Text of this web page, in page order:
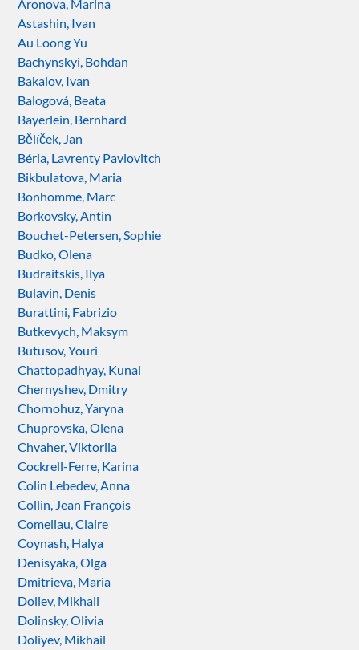
Aronova, Marina
Astashin, Ivan
Au Loong Yu
Bachynskyi, Bohdan
Bakalov, Ivan
Balogová, Beata
Bayerlein, Bernhard
Bělíček, Jan
Béria, Lavrenty Pavlovitch
Bikbulatova, Maria
Bonhomme, Marc
Borkovsky, Antin
Bouchet-Petersen, Sophie
Budko, Olena
Budraitskis, Ilya
Bulavin, Denis
Burattini, Fabrizio
Butkevych, Maksym
Butusov, Youri
Chattopadhyay, Kunal
Chernyshev, Dmitry
Chornohuz, Yaryna
Chuprovska, Olena
Chvaher, Viktoriia
Cockrell-Ferre, Karina
Colin Lebedev, Anna
Collin, Jean François
Comeliau, Claire
Coynash, Halya
Denisyaka, Olga
Dmitrieva, Maria
Doliev, Mikhail
Dolinsky, Olivia
Doliyev, Mikhail